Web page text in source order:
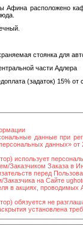
Афина расположено
стоянка для
части Адлера
(задаток) 15% от
данные при
данных» от
использует
Заказчиком Заказа в
перед
Заказчика на Сайте
в акциях, проводимых
обязуется не
установлена